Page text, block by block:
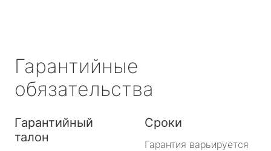
Гарантийные
обязательства
Гарантийный
талон
Сроки
Гарантия варьируется